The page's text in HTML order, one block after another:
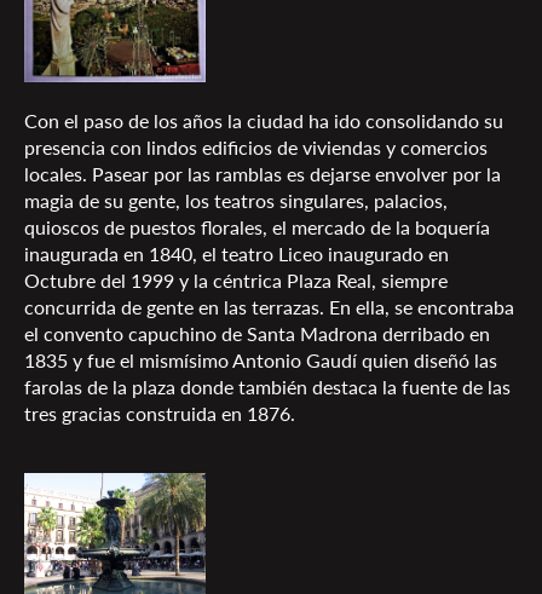
Con el paso de los años la ciudad ha ido consolidando su
presencia con lindos edificios de viviendas y comercios
locales. Pasear por las ramblas es dejarse envolver por la
magia de su gente, los teatros singulares, palacios,
quioscos de puestos florales, el mercado de la boquería
inaugurada en 1840, el teatro Liceo inaugurado en
Octubre del 1999 y la céntrica Plaza Real, siempre
concurrida de gente en las terrazas. En ella, se encontraba
el convento capuchino de Santa Madrona derribado en
1835 y fue el mismísimo Antonio Gaudí quien diseñó las
farolas de la plaza donde también destaca la fuente de las
tres gracias construida en 1876.